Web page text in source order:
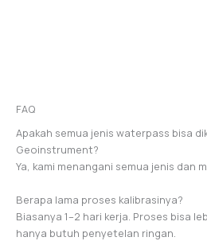
FAQ
Apakah semua jenis waterpass bisa
Geoinstrument?
Ya, kami menangani semua jenis dan
Berapa lama proses kalibrasinya?
Biasanya 1–2 hari kerja. Proses bisa
hanya butuh penyetelan ringan.